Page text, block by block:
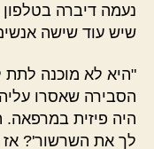
נעמה דיברה
שיש עוד שישה
"היא לא מוכנה
הסבירה שאסרו
היה פיזית
לך את השרשור'? אז